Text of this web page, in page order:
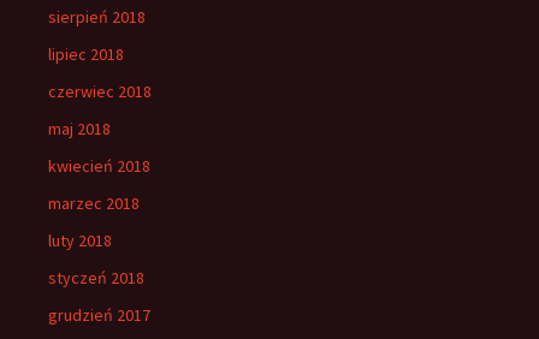
sierpień 2018
lipiec 2018
czerwiec 2018
maj 2018
kwiecień 2018
marzec 2018
luty 2018
styczeń 2018
grudzień 2017